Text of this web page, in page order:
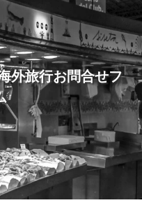
外旅行お問合せフ